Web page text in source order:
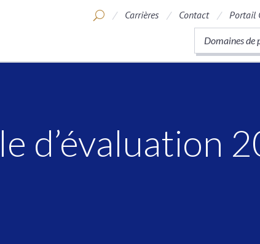
Carrières Contact Portail
Domaines de
d’évaluation